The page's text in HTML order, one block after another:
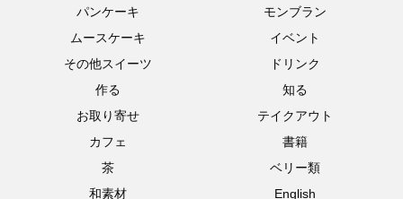
パンケーキ
モンブラン
ムースケーキ
イベント
その他スイーツ
ドリンク
作る
知る
お取り寄せ
テイクアウト
カフェ
書籍
茶
ベリー類
和素材
English